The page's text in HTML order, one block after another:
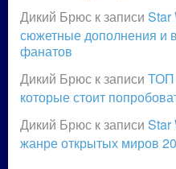
Дикий Брюс к записи Star
сюжетные дополнения и
фанатов
Дикий Брюс к записи ТОП
которые стоит
Дикий Брюс к записи Star
жанре открытых миров